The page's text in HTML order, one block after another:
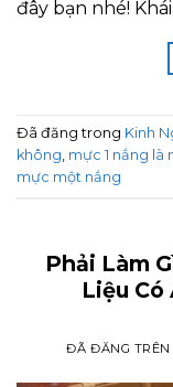
đây bạn nhé!
Đã đăng trong Kinh
không, mực 1 nắng là
mực một nắng
Phải Làm
Liệu
ĐÃ ĐĂNG TRÊN